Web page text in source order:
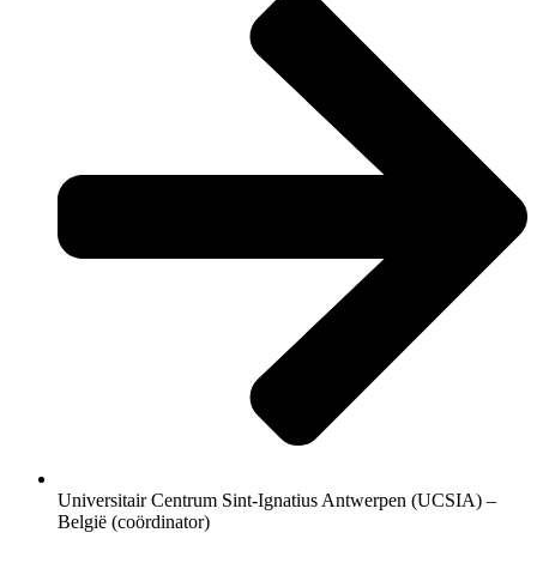
Universitair Centrum Sint-Ignatius Antwerpen (UCSIA) –
België (coördinator)